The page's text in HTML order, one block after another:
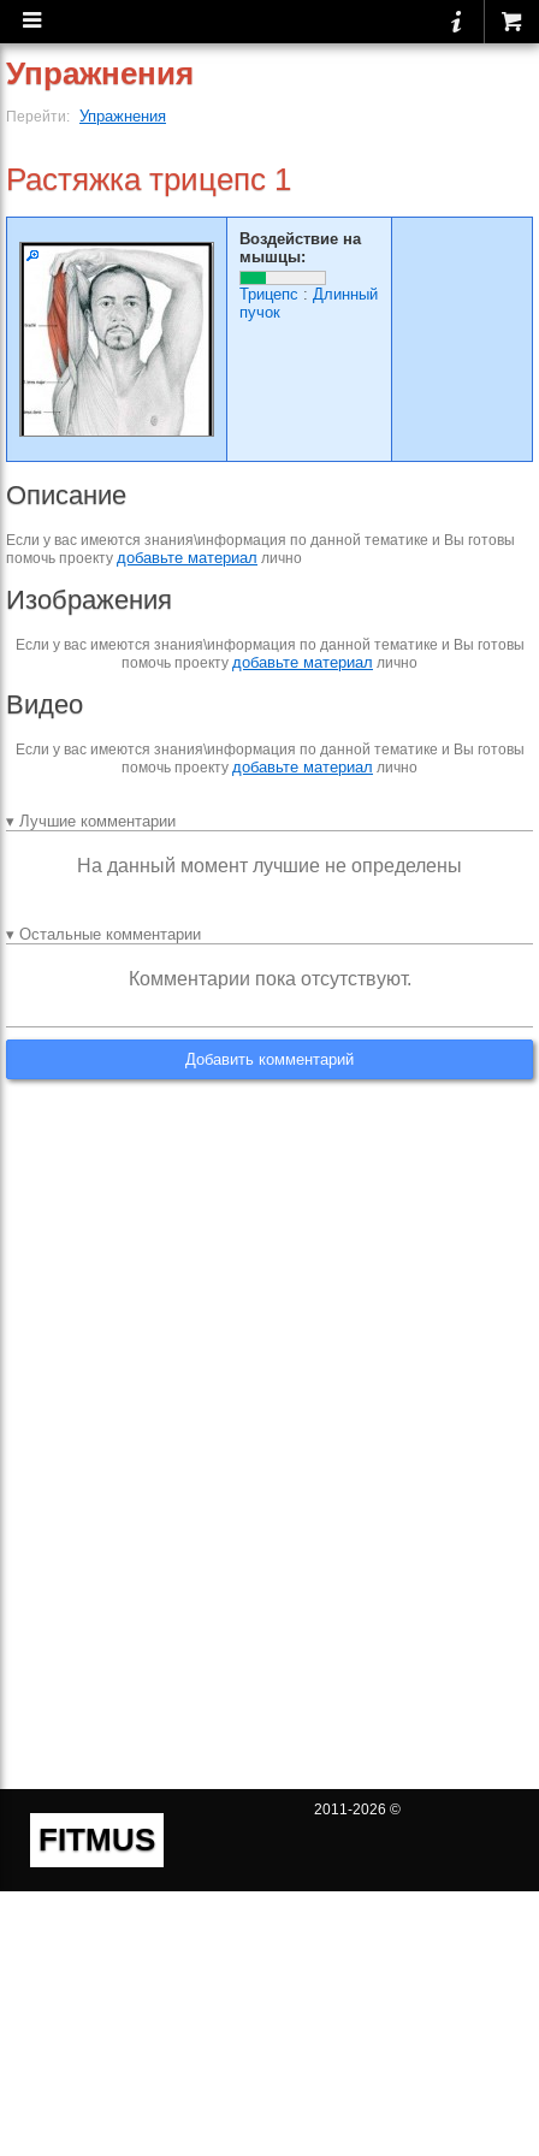
Упражнения
Перейти: Упражнения
Растяжка трицепс 1
Воздействие на
мышцы:
Трицепс : Длинный
пучок
Описание
Если у вас имеются знания\информация по данной тематике и Вы готовы
помочь проекту добавьте материал лично
Изображения
Если у вас имеются знания\информация по данной тематике и Вы готовы
помочь проекту добавьте материал лично
Видео
Если у вас имеются знания\информация по данной тематике и Вы готовы
помочь проекту добавьте материал лично
▾ Лучшие комментарии
На данный момент лучшие не определены
▾ Остальные комментарии
Комментарии пока отсутствуют.
Добавить комментарий
FITMUS
2011-2026 ©